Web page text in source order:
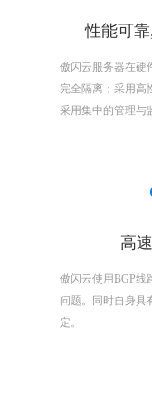
性能可
傲闪云服务器在硬
完全隔离；采用高
采用集中的管理与
高
傲闪云使用BGP线
问题。同时自身具
定。